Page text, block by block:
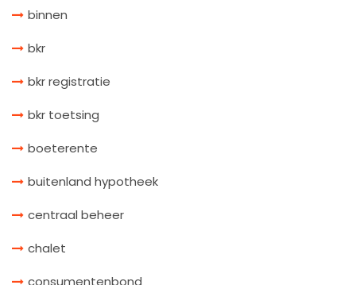
binnen
bkr
bkr registratie
bkr toetsing
boeterente
buitenland hypotheek
centraal beheer
chalet
consumentenbond